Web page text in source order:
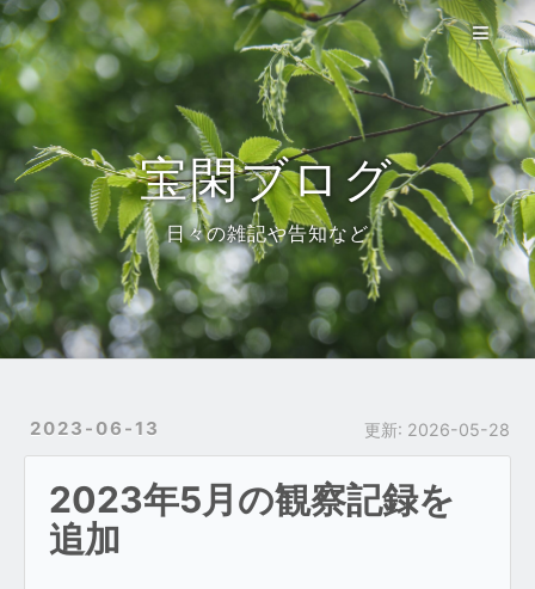
宝閑ブログ
日々の雑記や告知など
2023-06-13 更新: 2026-05-28
2023年5月の観察記録を
追加
宝閑自然誌
使い方
参考資料
ブログ
About
トップ